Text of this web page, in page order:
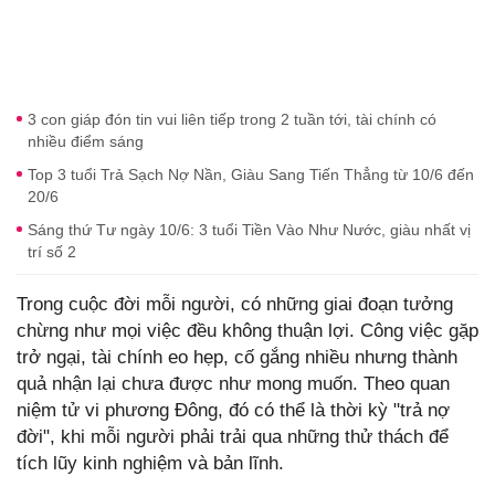
3 con giáp đón tin vui liên tiếp trong 2 tuần tới, tài chính có
nhiều điểm sáng
Top 3 tuổi Trả Sạch Nợ Nần, Giàu Sang Tiến Thẳng từ 10/6 đến
20/6
Sáng thứ Tư ngày 10/6: 3 tuổi Tiền Vào Như Nước, giàu nhất vị
trí số 2
Trong cuộc đời mỗi người, có những giai đoạn tưởng
chừng như mọi việc đều không thuận lợi. Công việc gặp
trở ngại, tài chính eo hẹp, cố gắng nhiều nhưng thành
quả nhận lại chưa được như mong muốn. Theo quan
niệm tử vi phương Đông, đó có thể là thời kỳ "trả nợ
đời", khi mỗi người phải trải qua những thử thách để
tích lũy kinh nghiệm và bản lĩnh.